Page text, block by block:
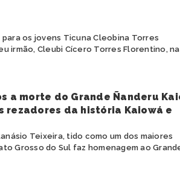
os jovens Ticuna Cleobina Torres
irmão, Cleubi Cícero Torres Florentino,
a morte do Grande Ñanderu
rezadores da história Kaiowá e
Teixeira, tido como um dos maiores
Grosso do Sul faz homenagem ao